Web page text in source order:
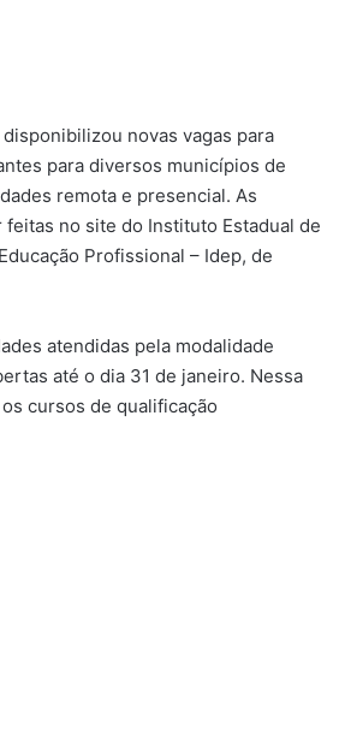
novas vagas para
para diversos municípios de
remota e presencial. As
no site do Instituto Estadual de
Profissional – Idep, de
atendidas pela modalidade
até o dia 31 de janeiro. Nessa
cursos de qualificação